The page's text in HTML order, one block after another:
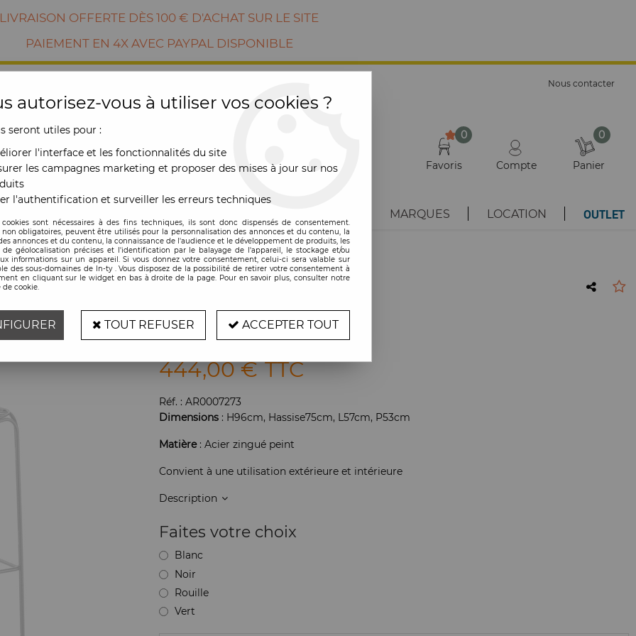
LIVRAISON OFFERTE DÈS 100 € D'ACHAT SUR LE SITE
PAIEMENT EN 4X AVEC PAYPAL DISPONIBLE
Nous contacter
0
Favoris Compte
0
Panier
MARQUES LOCATION OUTLET
Tabouret Hiray - Kartell
Soyez le premier à donner votre avis !
444,00 €TTC
Réf. : AR0007273
Dimensions : H96cm, Hassise75cm, L57cm, P53cm
Matière: Acier zingué peint
Convient à une utilisation extérieure et intérieure
Description
Faites votre choix
Blanc
Noir
Rouille
Vert
autorisez-vous à utiliser vos cookies ?
seront utiles pour :
l'interface et les fonctionnalités du site
les campagnes marketing et proposer des mises à jour sur nos
l'authentification et surveiller les erreurs techniques
cookies sont nécessaires à des fins techniques, ils sont donc dispensés de consentement.
non obligatoires, peuvent être utilisés pour la personnalisation des annonces et du contenu, la
annonces et du contenu, la connaissance de l'audience et le développement de produits, les
de géolocalisation précises et l'identification par le balayage de l'appareil, le stockage et/ou
informations sur un appareil. Si vous donnez votre consentement, celui-ci sera valable sur
des sous-domaines de In-ty . Vous disposez de la possibilité de retirer votre consentement à
en cliquant sur le widget en bas à droite de la page. Pour en savoir plus, consulter notre
cookie.
TOUT REFUSER ACCEPTER TOUT